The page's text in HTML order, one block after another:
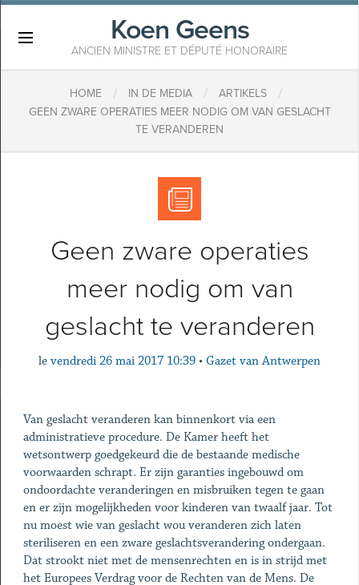
Koen Geens
ANCIEN MINISTRE ET DÉPUTÉ HONORAIRE
HOME / IN DE MEDIA / ARTIKELS /
GEEN ZWARE OPERATIES MEER NODIG OM VAN GESLACHT
TE VERANDEREN
Geen zware operaties
meer nodig om van
geslacht te veranderen
le vendredi 26 mai 2017 10:39 • Gazet van Antwerpen
Van geslacht veranderen kan binnenkort via een
administratieve procedure. De Kamer heeft het
wetsontwerp goedgekeurd die de bestaande medische
voorwaarden schrapt. Er zijn garanties ingebouwd om
ondoordachte veranderingen en misbruiken tegen te gaan
en er zijn mogelijkheden voor kinderen van twaalf jaar. Tot
nu moest wie van geslacht wou veranderen zich laten
steriliseren en een zware geslachtsverandering ondergaan.
Dat strookt niet met de mensenrechten en is in strijd met
het Europees Verdrag voor de Rechten van de Mens. De